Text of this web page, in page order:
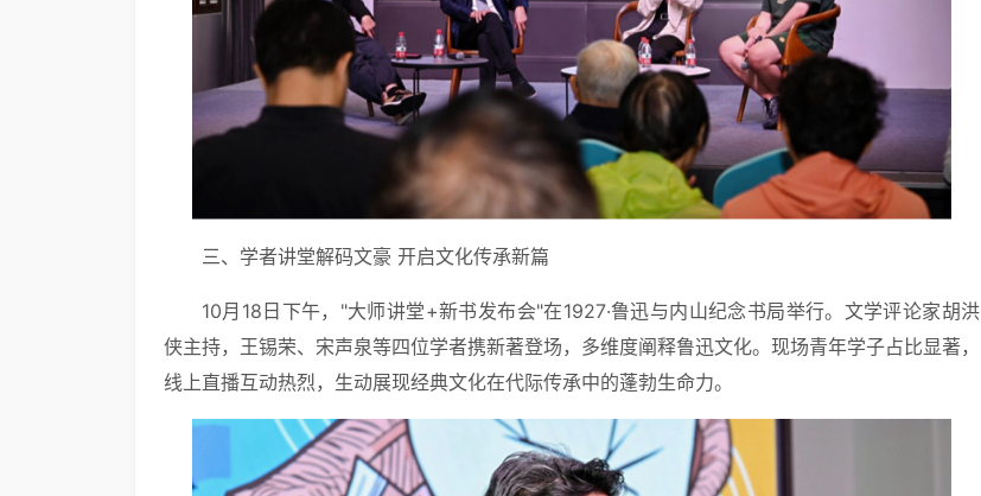
三、学者讲堂解码文豪 开启文化传承新篇
10月18日下午，"大师讲堂+新书发布会"在1927·鲁迅与内山纪念书局举行。文学评论家胡洪
侠主持，王锡荣、宋声泉等四位学者携新著登场，多维度阐释鲁迅文化。现场青年学子占比显著，
线上直播互动热烈，生动展现经典文化在代际传承中的蓬勃生命力。